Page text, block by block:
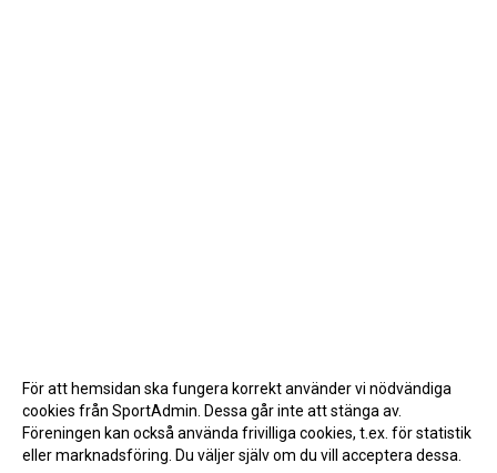
För att hemsidan ska fungera korrekt använder vi nödvändiga
cookies från SportAdmin. Dessa går inte att stänga av.
Föreningen kan också använda frivilliga cookies, t.ex. för statistik
eller marknadsföring. Du väljer själv om du vill acceptera dessa.